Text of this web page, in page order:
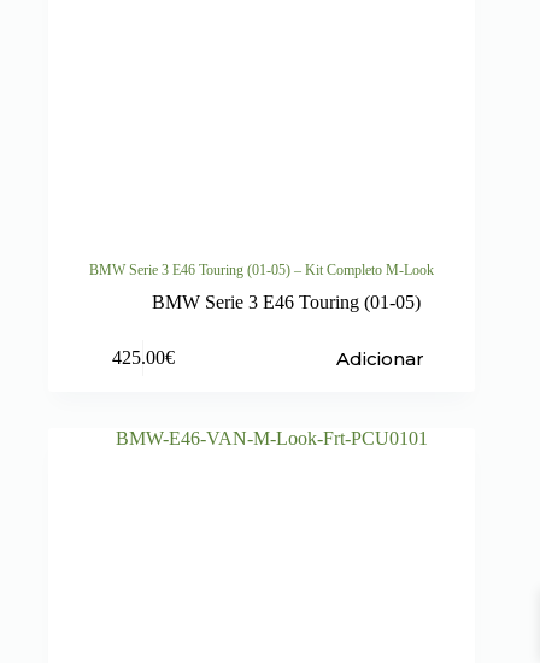
BMW Serie 3 E46 Touring (01-05) – Kit Completo M-Look
BMW Serie 3 E46 Touring (01-05)
425.00€ Adicionar